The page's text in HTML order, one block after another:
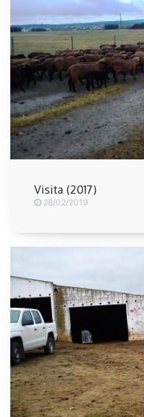
Visita (2017)
28/02/2019